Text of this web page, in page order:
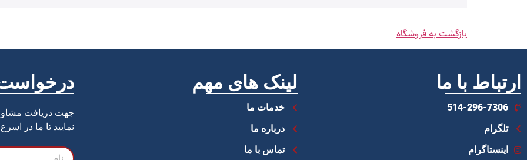
بازگشت به فروشگاه
ارتباط با ما
514-296-7306
تلگرام
اینستاگرام
لینک های مهم
خدمات ما
درباره ما
تماس با ما
جهت دریافت
نمایید تا ما در